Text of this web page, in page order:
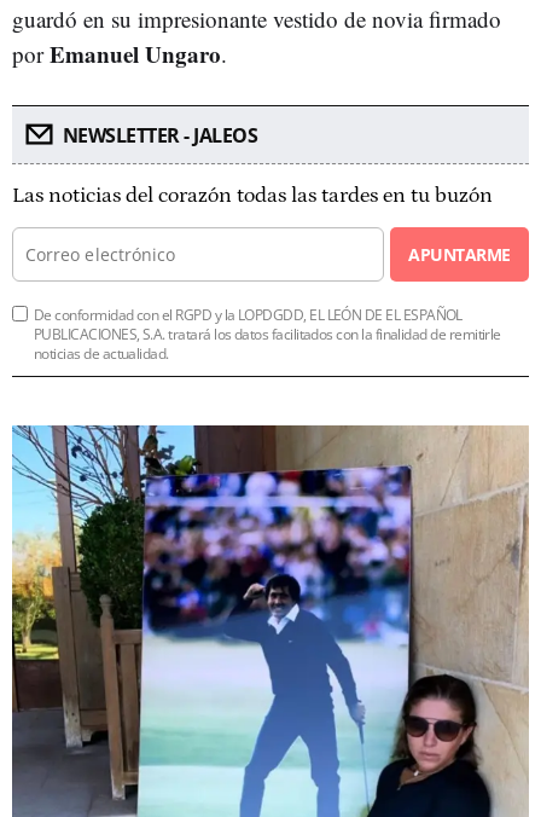
guardó en su impresionante vestido de novia firmado
porEmanuel Ungaro.
NEWSLETTER - JALEOS
Las noticias del corazón todas las tardes en tu buzón
APUNTARME
De conformidad con el RGPD y la LOPDGDD, EL LEÓN DE EL ESPAÑOL
PUBLICACIONES, S.A. tratará los datos facilitados con la finalidad de remitirle
noticias de actualidad.